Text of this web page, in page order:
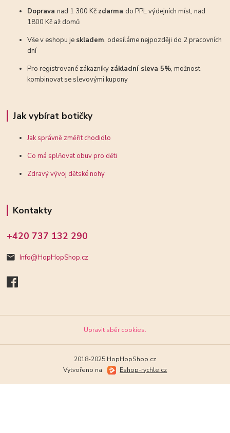
Dopravanad 1 300 Kč zdarma do PPL výdejních míst, nad
1800 Kč až domů
Vše v eshopu je skladem, odesíláme nejpozději do 2 pracovních
dní
Pro registrované zákazníky základní sleva 5%, možnost
kombinovat se slevovými kupony
Jak vybírat botičky
Jak správně změřit chodidlo
Co má splňovat obuv pro děti
Zdravý vývoj dětské nohy
Kontakty
+420 737 132 290
Info@HopHopShop.cz
Upravit sběr cookies.
2018-2025 HopHopShop.cz
Vytvořeno na
Eshop-rychle.cz